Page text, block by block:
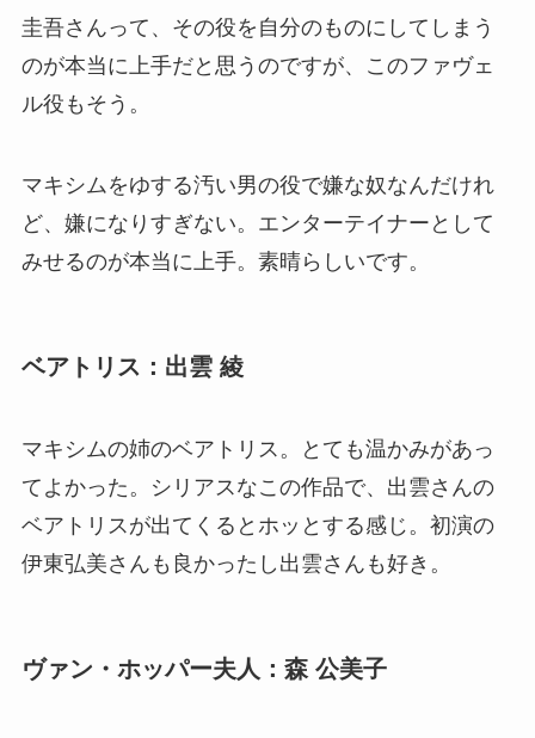
圭吾さんって、その役を自分のものにしてしまう
のが本当に上手だと思うのですが、このファヴェ
ル役もそう。
マキシムをゆする汚い男の役で嫌な奴なんだけれ
ど、嫌になりすぎない。エンターテイナーとして
みせるのが本当に上手。素晴らしいです。
ベアトリス：出雲 綾
マキシムの姉のベアトリス。とても温かみがあっ
てよかった。シリアスなこの作品で、出雲さんの
ベアトリスが出てくるとホッとする感じ。初演の
伊東弘美さんも良かったし出雲さんも好き。
ヴァン・ホッパー夫人：森 公美子